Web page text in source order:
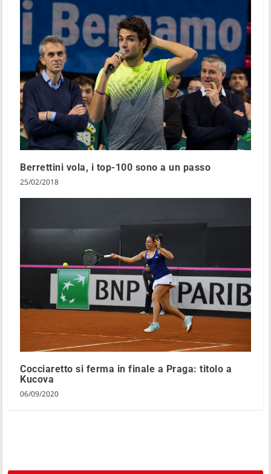
Berrettini vola, i top-100 sono a un passo
25/02/2018
Cocciaretto si ferma in finale a Praga: titolo a
Kucova
06/09/2020